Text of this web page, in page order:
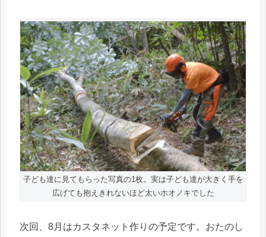
子ども達に見てもらった写真の1枚。実は子ども達が大きく手を
広げても抱えきれないほど太いホオノキでした
次回、8月はカスタネット作りの予定です。おたのし